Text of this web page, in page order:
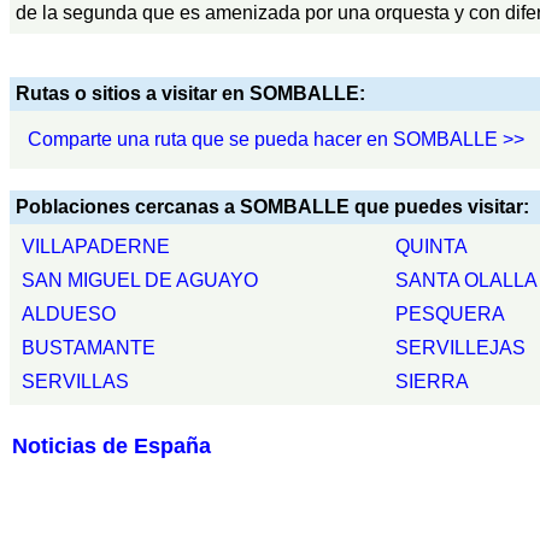
de la segunda que es amenizada por una orquesta y con
Rutas o sitios a visitar en SOMBALLE:
Comparte una ruta que se pueda hacer en SOMBALLE >>
Poblaciones cercanas a SOMBALLE que puedes visitar:
VILLAPADERNE
QUINTA
SAN MIGUEL DE AGUAYO
SANTA
ALDUESO
PESQUERA
BUSTAMANTE
SERVILLEJAS
SERVILLAS
SIERRA
Noticias de España